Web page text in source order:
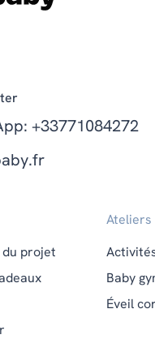
+33771084272
du projet
Ateliers
Baby
Éveil